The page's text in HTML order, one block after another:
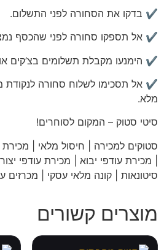
✔️ בדקו את הסחורה לפני התשלום.
✔️ אל תספקו סחורה לפני שהכסף
✔️ הימנעו מקבלת תשלומים בצ’קים
✔️ אל תסכימו לשלוח סחורה לנקודת
מלא.
סיטי סטוק – המקום לסוחרים!
סטוקים למכירה | חיסול מלאי |
| מכירת עודפי יבוא | מכירת עודפי
סיטונאות | קונה מלאי עסקי | מכרזים
מוצרים קשורים